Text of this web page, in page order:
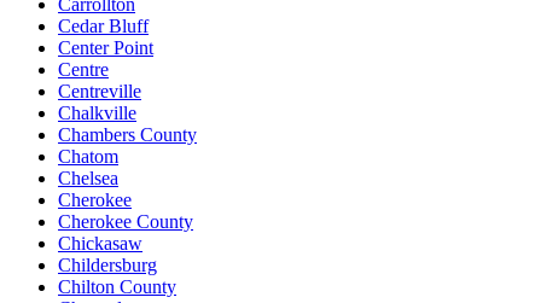
Cedar Bluff
Center Point
Centre
Centreville
Chalkville
Chambers County
Chatom
Chelsea
Cherokee
Cherokee County
Chickasaw
Childersburg
Chilton County